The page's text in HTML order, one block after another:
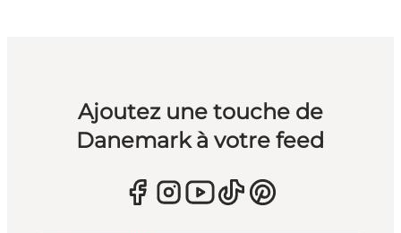
Ajoutez une touche de
Danemark à votre feed